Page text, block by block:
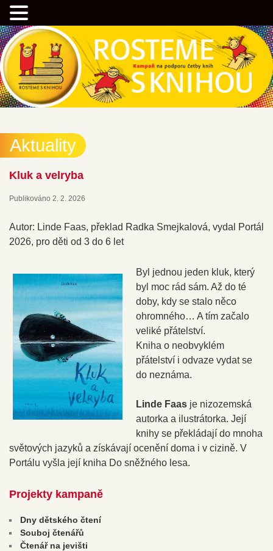
Přejít
k
hlavnímu
obsahu
webu
Rostemesknihou.cz
Kampaň na podporu četby knih
Aktuality
Kluk a velryba
Publikováno 2. 2. 2026
Autor: Linde Faas, překlad Radka Smejkalová, vydal Portál
2026, pro děti od 3 do 6 let
Byl jednou jeden kluk, který
byl moc rád sám. Až do té
doby, kdy se stalo něco
ohromného… A tím začalo
veliké přátelství.
Kniha o neobvyklém
přátelství i odvaze vydat se
do neznáma.
Linde Faas je nizozemská
autorka a ilustrátorka. Její
knihy se překládají do mnoha
světových jazyků a získávají ocenění doma i v cizině. V
Portálu vyšla její kniha Do sněžného lesa.
Projekty kampaně
Dny dětského čtení
Souboj čtenářů
Čtenář na jevišti